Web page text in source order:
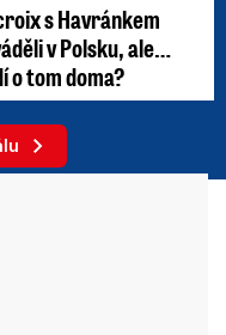
s Havránkem
v Polsku, ale…
o tom doma?